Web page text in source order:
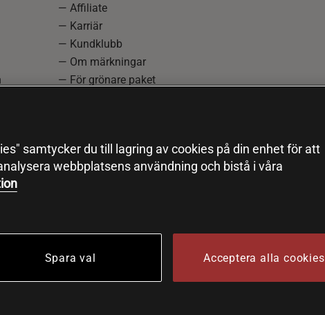
— Affiliate
— Karriär
— Kundklubb
— Om märkningar
— För grönare paket
samtycker du till lagring av cookies på din enhet för att
webbplatsens användning och bistå i våra
Spara val Acceptera alla cookies